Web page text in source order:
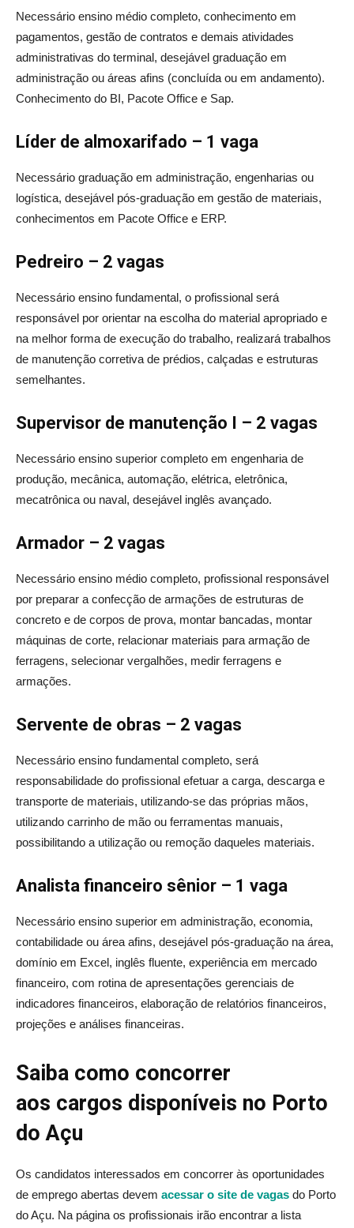
Necessário ensino médio completo, conhecimento em
pagamentos, gestão de contratos e demais atividades
administrativas do terminal, desejável graduação em
administração ou áreas afins (concluída ou em andamento).
Conhecimento do BI, Pacote Office e Sap.
Líder de almoxarifado – 1 vaga
Necessário graduação em administração, engenharias ou
logística, desejável pós-graduação em gestão de materiais,
conhecimentos em Pacote Office e ERP.
Pedreiro – 2 vagas
Necessário ensino fundamental, o profissional será
responsável por orientar na escolha do material apropriado e
na melhor forma de execução do trabalho, realizará trabalhos
de manutenção corretiva de prédios, calçadas e estruturas
semelhantes.
Supervisor de manutenção I – 2 vagas
Necessário ensino superior completo em engenharia de
produção, mecânica, automação, elétrica, eletrônica,
mecatrônica ou naval, desejável inglês avançado.
Armador – 2 vagas
Necessário ensino médio completo, profissional responsável
por preparar a confecção de armações de estruturas de
concreto e de corpos de prova, montar bancadas, montar
máquinas de corte, relacionar materiais para armação de
ferragens, selecionar vergalhões, medir ferragens e
armações.
Servente de obras – 2 vagas
Necessário ensino fundamental completo, será
responsabilidade do profissional efetuar a carga, descarga e
transporte de materiais, utilizando-se das próprias mãos,
utilizando carrinho de mão ou ferramentas manuais,
possibilitando a utilização ou remoção daqueles materiais.
Analista financeiro sênior – 1 vaga
Necessário ensino superior em administração, economia,
contabilidade ou área afins, desejável pós-graduação na área,
domínio em Excel, inglês fluente, experiência em mercado
financeiro, com rotina de apresentações gerenciais de
indicadores financeiros, elaboração de relatórios financeiros,
projeções e análises financeiras.
Saiba como concorrer
aos cargos disponíveis no Porto
do Açu
Os candidatos interessados em concorrer às oportunidades
de emprego abertas devem acessar o site de vagas do Porto
do Açu. Na página os profissionais irão encontrar a lista